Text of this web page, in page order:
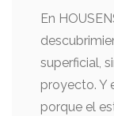
En
superficial,
proyecto. Y
porque el